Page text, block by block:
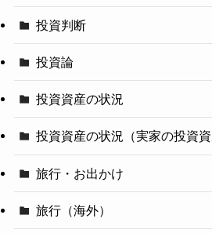
投資判断
投資論
投資資産の状況
投資資産の状況（実家の投資資
旅行・お出かけ
旅行（海外）